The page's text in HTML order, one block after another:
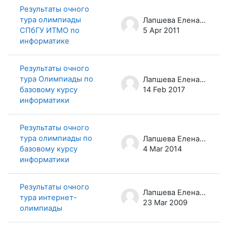
Результаты очного
тура олимпиады
СПбГУ ИТМО по
информатике
Лапшева Елена Евгеньевна
5 Apr 2011
Результаты очного
тура Олимпиады по
базовому курсу
информатики
Лапшева Елена Евгеньевна
14 Feb 2017
Результаты очного
тура олимпиады по
базовому курсу
информатики
Лапшева Елена Евгеньевна
4 Mar 2014
Результаты очного
тура интернет-
олимпиады
Лапшева Елена Евгеньевна
23 Mar 2009